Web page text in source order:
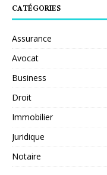
CATÉGORIES
Assurance
Avocat
Business
Droit
Immobilier
Juridique
Notaire